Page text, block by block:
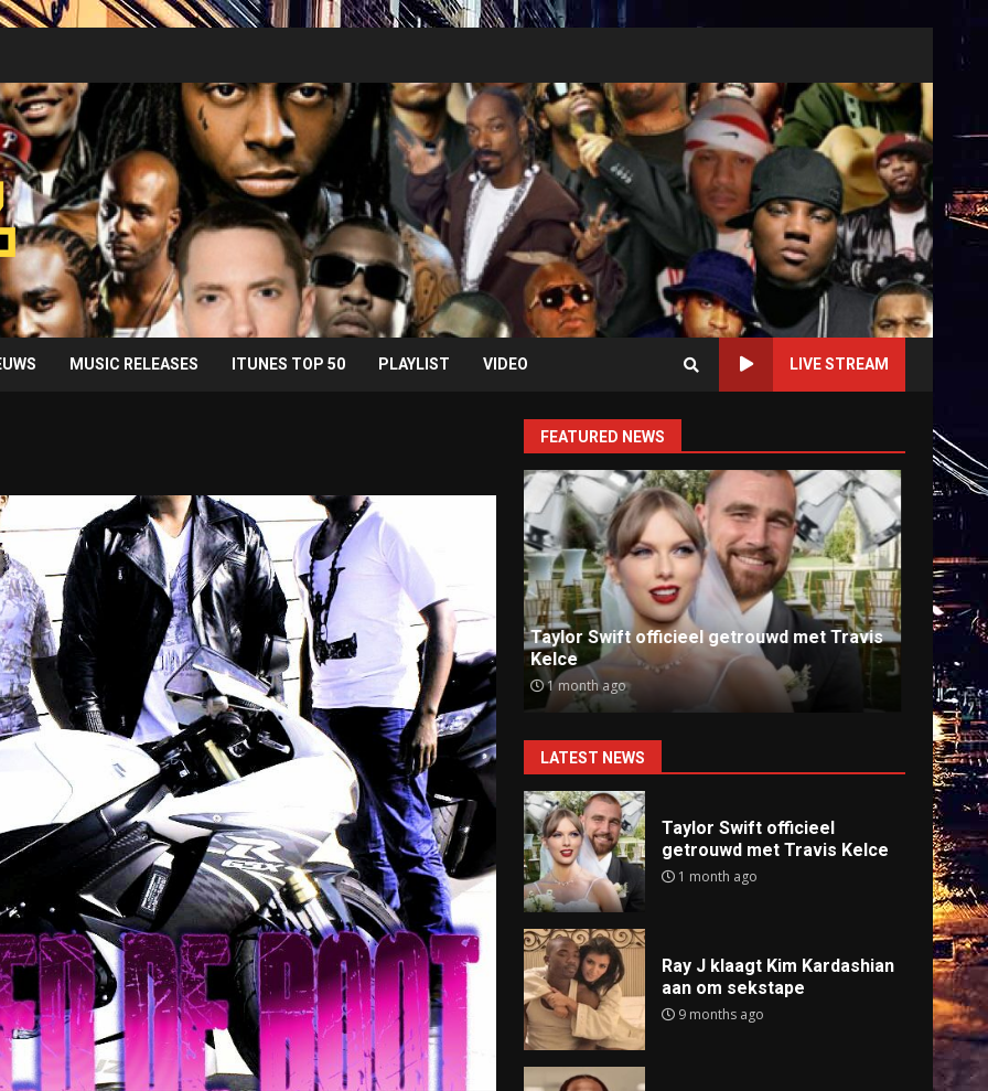
MUSIC RELEASES ITUNES TOP 50 PLAYLIST VIDEO LIVE STREAM
FEATURED NEWS
Taylor Swift officieel getrouwd met Travis
Kelce
1 month ago
Ray J klaagt Kim Kardashian aan om
sekstape
9 months ago
Anti-
9
LATEST NEWS
Taylor Swift officieel
getrouwd met Travis Kelce
1 month ago
Ray J klaagt Kim Kardashian
aan om sekstape
9 months ago